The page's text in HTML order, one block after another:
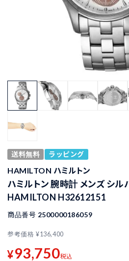
送料無料 ラッピング
HAMILTON ハミルトン
ハミルトン 腕時計 メンズ シル
HAMILTON H32612151
商品番号 2500000186059
参考価格 ¥136,400
¥93,750税込